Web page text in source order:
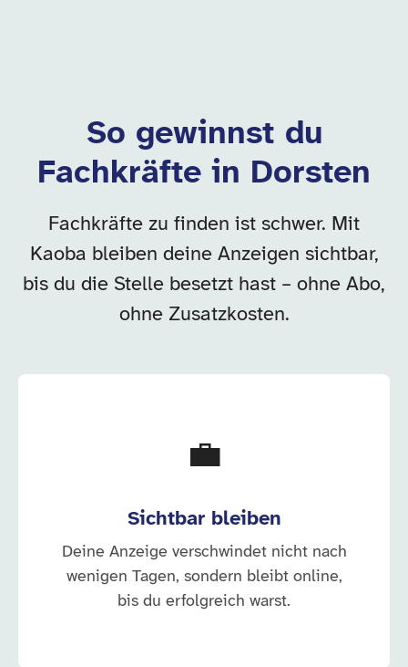
So gewinnst du
Fachkräfte in Dorsten
Fachkräfte zu finden ist schwer. Mit
Kaoba bleiben deine Anzeigen sichtbar,
bis du die Stelle besetzt hast – ohne Abo,
ohne Zusatzkosten.
💼
Sichtbar bleiben
Deine Anzeige verschwindet nicht nach
wenigen Tagen, sondern bleibt online,
bis du erfolgreich warst.